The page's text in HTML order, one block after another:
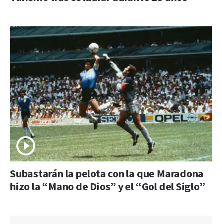
Subastarán la pelota con la que Maradona
hizo la “Mano de Dios” y el “Gol del Siglo”